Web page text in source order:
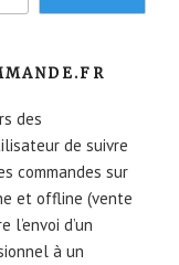
des
de suivre
commandes sur
et offline (vente
d’un
à un